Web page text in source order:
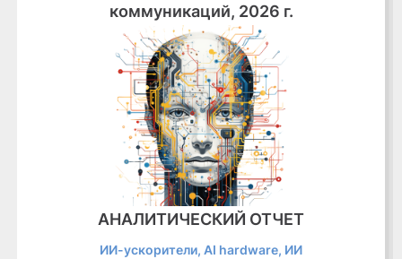
коммуникаций, 2026 г.
АНАЛИТИЧЕСКИЙ ОТЧЕТ
ИИ-ускорители, AI hardware, ИИ